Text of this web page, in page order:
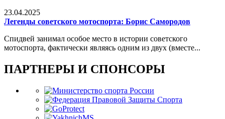
23.04.2025
Легенды советского мотоспорта: Борис Самородов
Спидвей занимал особое место в истории советского
мотоспорта, фактически являясь одним из двух (вместе...
ПАРТНЕРЫ И СПОНСОРЫ